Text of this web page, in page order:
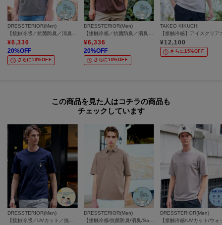
DRESSTERIOR(Men)
【接触冷感／抗菌防臭／消臭】ICE CLEAR COTTON モックネックTシャツ
¥6,336
20%OFF
さらに10%OFF
DRESSTERIOR(Men)
【接触冷感／抗菌防臭／消臭】ICE CLEAR COTTON オーバーフィットTシャツ
¥6,336
20%OFF
さらに10%OFF
TAKEO KIKUCHI
¥12,100
さらに15%OFF
この商品を見た人はコチラの商品も
チェックしています
DRESSTERIOR(Men)
DRESSTERIOR(Men)
DRESSTERIOR(Men)